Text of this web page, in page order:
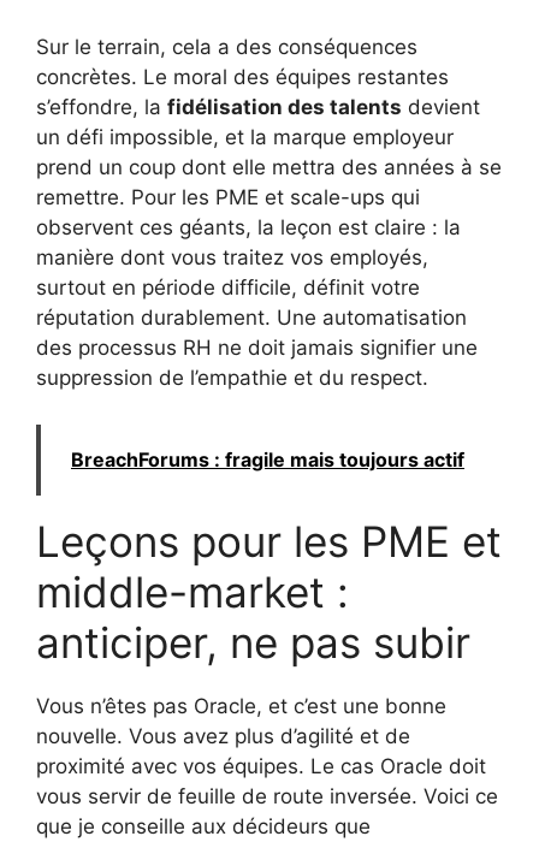
Sur le terrain, cela a des conséquences
concrètes. Le moral des équipes restantes
s’effondre, la fidélisation des talents devient
un défi impossible, et la marque employeur
prend un coup dont elle mettra des années à se
remettre. Pour les PME et scale-ups qui
observent ces géants, la leçon est claire : la
manière dont vous traitez vos employés,
surtout en période difficile, définit votre
réputation durablement. Une automatisation
des processus RH ne doit jamais signifier une
suppression de l’empathie et du respect.
BreachForums : fragile mais toujours actif
Leçons pour les PME et
middle-market :
anticiper, ne pas subir
Vous n’êtes pas Oracle, et c’est une bonne
nouvelle. Vous avez plus d’agilité et de
proximité avec vos équipes. Le cas Oracle doit
vous servir de feuille de route inversée. Voici ce
que je conseille aux décideurs que